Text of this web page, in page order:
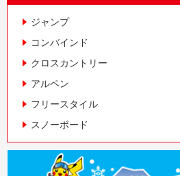
ジャンプ
コンバインド
クロスカントリー
アルペン
フリースタイル
スノーボード